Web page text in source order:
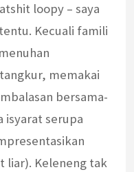
loopy – saya
Kecuali famili
memakai
bersama-
isyarat serupa
liar). Keleneng tak